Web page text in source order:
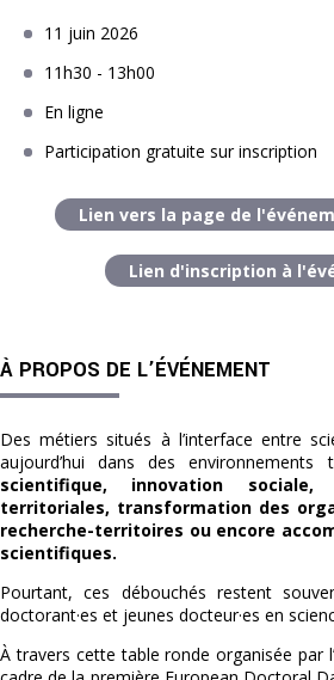
11 juin 2026
11h30 - 13h00
En ligne
Participation gratuite sur inscription
Lien vers la page de
Lien d'inscription à
À PROPOS DE L’ÉVÉNEMENT
Des métiers situés à l’interface entre
aujourd’hui dans des environnements
scientifique, innovation sociale,
territoriales, transformation des
recherche-territoires ou encore
scientifiques.
Pourtant, ces débouchés restent
doctorant·es et jeunes docteur·es en
À travers cette table ronde organisée par